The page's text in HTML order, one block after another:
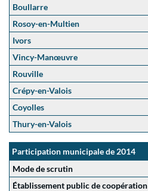
Boullarre
Rosoy-en-Multien
Ivors
Vincy-Manœuvre
Rouville
Crépy-en-Valois
Coyolles
Thury-en-Valois
Participation municipale de 2014
Mode de scrutin
Établissement public de coopération